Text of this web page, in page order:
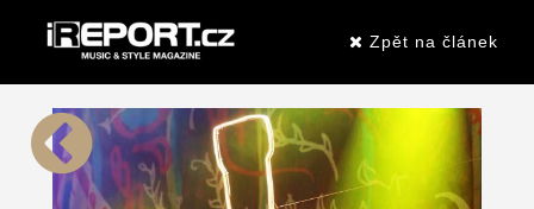
Zpět na článek